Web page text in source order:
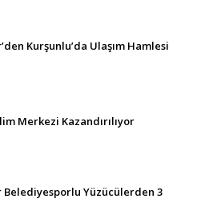
Kurşunlu’da Ulaşım Hamlesi
Merkezi Kazandırılıyor
Belediyesporlu Yüzücülerden 3